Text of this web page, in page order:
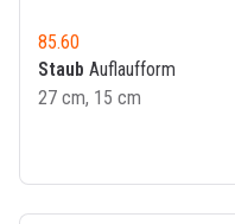
85.60
Staub Auflaufform
27 cm, 15 cm